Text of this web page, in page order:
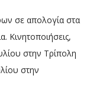
σε απολογία στα
Κινητοποιήσεις,
στην Τρίπολη
στην